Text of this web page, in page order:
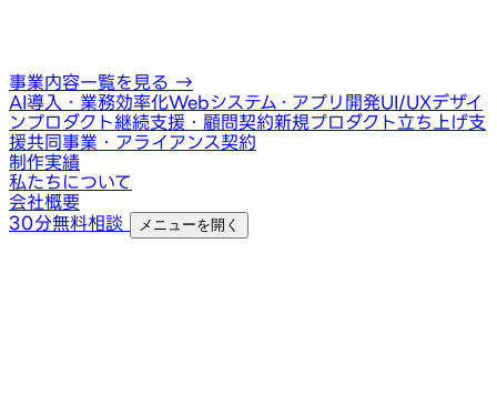
事業内容一覧を見る →
AI導入・業務効率化Webシステム・アプリ開発UI/UXデザイ
ンプロダクト継続支援・顧問契約新規プロダクト立ち上げ支
援共同事業・アライアンス契約
制作実績
私たちについて
会社概要
30分無料相談
メニューを開く